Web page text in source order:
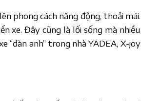
phong cách năng động, thoải mái.
xe. Đây cũng là lối sống mà nhiều
“đàn anh” trong nhà YADEA, X-joy